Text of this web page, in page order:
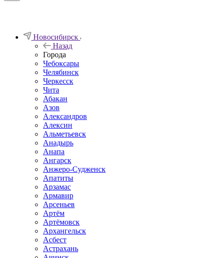
Новосибирск
Назад
Города
Чебоксары
Челябинск
Черкесск
Чита
Абакан
Азов
Александров
Алексин
Альметьевск
Анадырь
Анапа
Ангарск
Анжеро-Судженск
Апатиты
Арзамас
Армавир
Арсеньев
Артём
Артёмовск
Архангельск
Асбест
Астрахань